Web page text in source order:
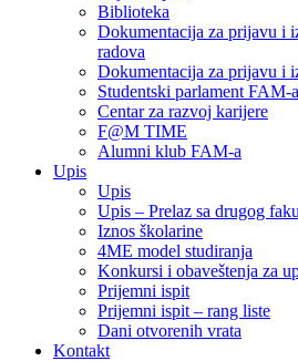
Biblioteka
Dokumentacija za prijavu i
radova
Dokumentacija za prijavu i
Studentski parlament FAM-a
Centar za razvoj karijere
F@M TIME
Alumni klub FAM-a
Upis
Upis
Upis – Prelaz sa drugog
Iznos školarine
4ME model studiranja
Konkursi i obaveštenja za
Prijemni ispit
Prijemni ispit – rang liste
Dani otvorenih vrata
Kontakt